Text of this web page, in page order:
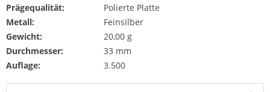
Prägequalität:
Polierte Platte
Metall:
Feinsilber
Gewicht:
20,00 g
Durchmesser:
33 mm
Auflage:
3.500